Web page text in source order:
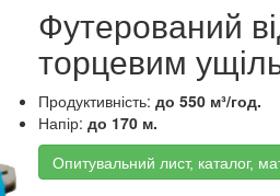
Футерований
торцевим
Продуктивність: до 550 м³/год.
Напір: до 170 м.
Опитувальний лист, каталог,